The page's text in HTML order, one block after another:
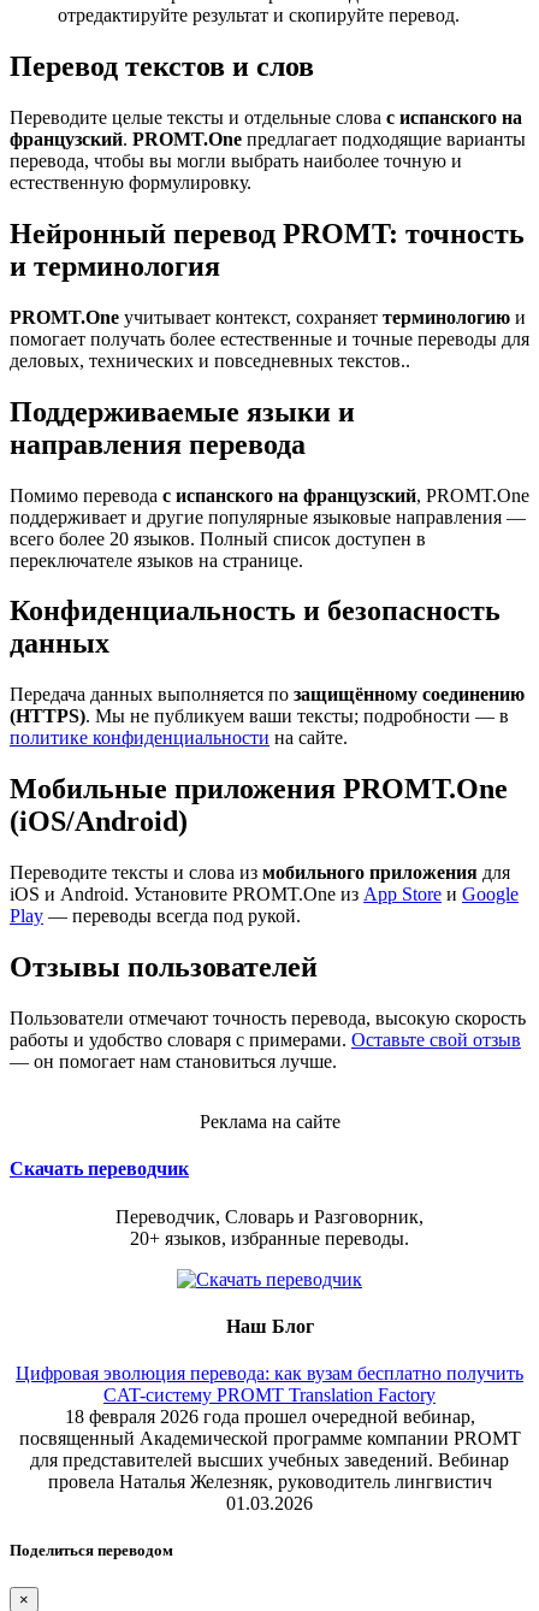
отредактируйте результат и скопируйте перевод.
Перевод текстов и слов
Переводите целые тексты и отдельные слова с испанского на
французский. PROMT.One предлагает подходящие варианты
перевода, чтобы вы могли выбрать наиболее точную и
естественную формулировку.
Нейронный перевод PROMT: точность
и терминология
PROMT.One учитывает контекст, сохраняет терминологию и
помогает получать более естественные и точные переводы для
деловых, технических и повседневных текстов..
Поддерживаемые языки и
направления перевода
Помимо перевода с испанского на французский, PROMT.One
поддерживает и другие популярные языковые направления —
всего более 20 языков. Полный список доступен в
переключателе языков на странице.
Конфиденциальность и безопасность
данных
Передача данных выполняется по защищённому соединению
(HTTPS). Мы не публикуем ваши тексты; подробности — в
политике конфиденциальности на сайте.
Мобильные приложения PROMT.One
(iOS/Android)
Переводите тексты и слова из мобильного приложения для
iOS и Android. Установите PROMT.One из App Store и Google
Play — переводы всегда под рукой.
Отзывы пользователей
Пользователи отмечают точность перевода, высокую скорость
работы и удобство словаря с примерами. Оставьте свой отзыв
— он помогает нам становиться лучше.
Реклама на сайте
Скачать переводчик
Переводчик, Словарь и Разговорник,
20+ языков, избранные переводы.
Наш Блог
Цифровая эволюция перевода: как вузам бесплатно получить
CAT-систему PROMT Translation Factory
18 февраля 2026 года прошел очередной вебинар,
посвященный Академической программе компании PROMT
для представителей высших учебных заведений. Вебинар
провела Наталья Железняк, руководитель лингвистич
01.03.2026
Поделиться переводом
×